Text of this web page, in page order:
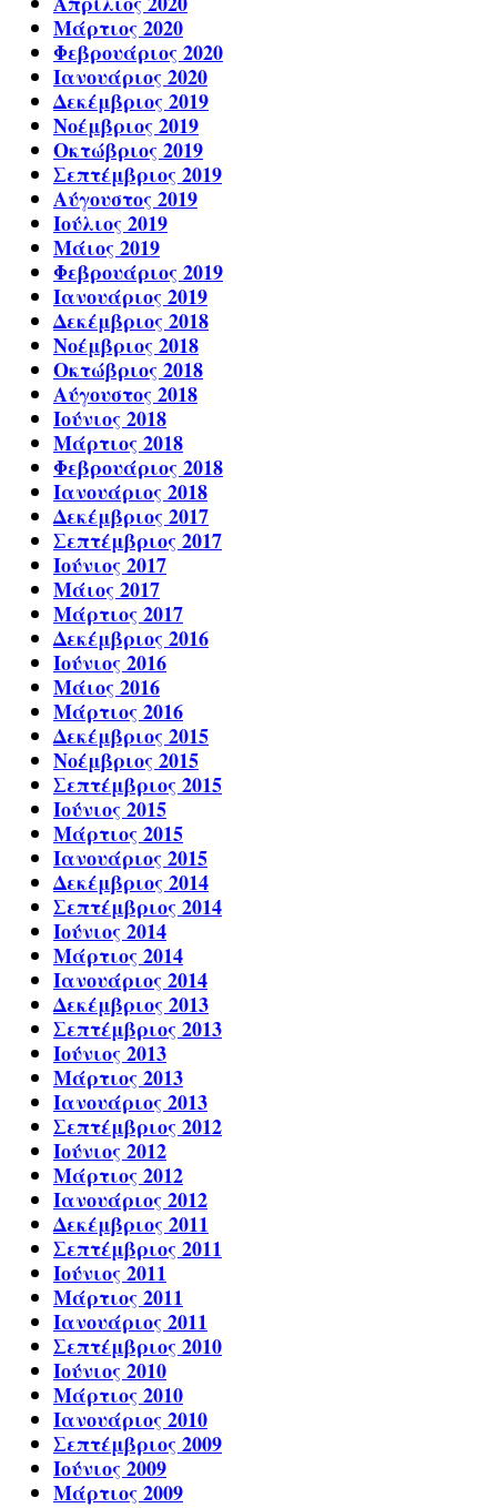
Μάρτιος 2020
Φεβρουάριος 2020
Ιανουάριος 2020
Δεκέμβριος 2019
Νοέμβριος 2019
Οκτώβριος 2019
Σεπτέμβριος 2019
Αύγουστος 2019
Ιούλιος 2019
Μάιος 2019
Φεβρουάριος 2019
Ιανουάριος 2019
Δεκέμβριος 2018
Νοέμβριος 2018
Οκτώβριος 2018
Αύγουστος 2018
Ιούνιος 2018
Μάρτιος 2018
Φεβρουάριος 2018
Ιανουάριος 2018
Δεκέμβριος 2017
Σεπτέμβριος 2017
Ιούνιος 2017
Μάιος 2017
Μάρτιος 2017
Δεκέμβριος 2016
Ιούνιος 2016
Μάιος 2016
Μάρτιος 2016
Δεκέμβριος 2015
Νοέμβριος 2015
Σεπτέμβριος 2015
Ιούνιος 2015
Μάρτιος 2015
Ιανουάριος 2015
Δεκέμβριος 2014
Σεπτέμβριος 2014
Ιούνιος 2014
Μάρτιος 2014
Ιανουάριος 2014
Δεκέμβριος 2013
Σεπτέμβριος 2013
Ιούνιος 2013
Μάρτιος 2013
Ιανουάριος 2013
Σεπτέμβριος 2012
Ιούνιος 2012
Μάρτιος 2012
Ιανουάριος 2012
Δεκέμβριος 2011
Σεπτέμβριος 2011
Ιούνιος 2011
Μάρτιος 2011
Ιανουάριος 2011
Σεπτέμβριος 2010
Ιούνιος 2010
Μάρτιος 2010
Ιανουάριος 2010
Σεπτέμβριος 2009
Ιούνιος 2009
Μάρτιος 2009